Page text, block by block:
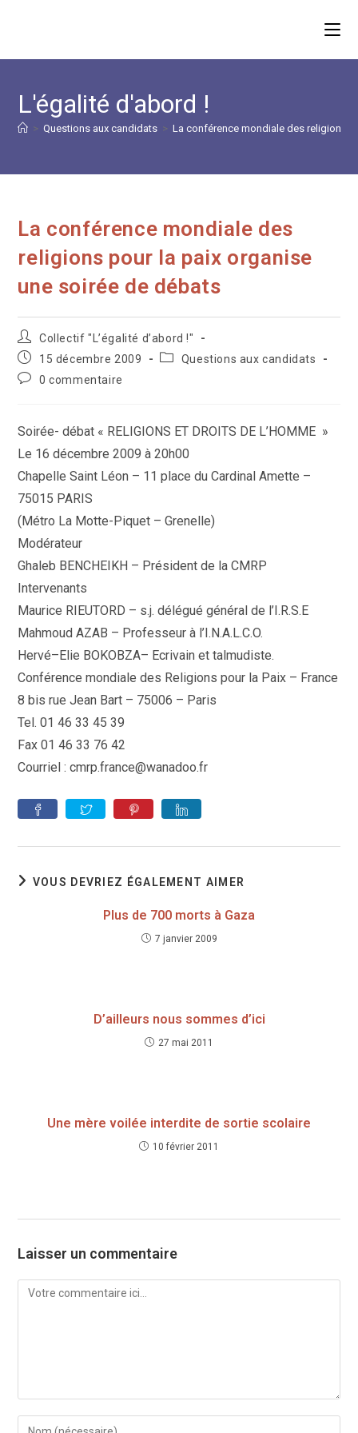
L'égalité d'abord !
> Questions aux candidats > La conférence mondiale des religions
La conférence mondiale des
religions pour la paix organise
une soirée de débats
Auteur/autrice
de
la
publication :
Collectif "L’égalité d’abord !"
Publication
publiée :
15 décembre 2009
PostQuestions aux candidats
Commentaires
0 commentaire
Soirée- débat « RELIGIONS ET DROITS DE L’HOMME »
Le 16 décembre 2009 à 20h00
Chapelle Saint Léon – 11 place du Cardinal Amette –
75015 PARIS
(Métro La Motte-Piquet – Grenelle)
Modérateur
Ghaleb BENCHEIKH – Président de la CMRP
Intervenants
Maurice RIEUTORD – s.j. délégué général de l’I.R.S.E
Mahmoud AZAB – Professeur à l’I.N.A.L.C.O.
Hervé–Elie BOKOBZA– Ecrivain et talmudiste.
Conférence mondiale des Religions pour la Paix – France
8 bis rue Jean Bart – 75006 – Paris
Tel. 01 46 33 45 39
Fax 01 46 33 76 42
Courriel : cmrp.france@wanadoo.fr
VOUS DEVRIEZ ÉGALEMENT AIMER
Plus de 700 morts à Gaza
7 janvier 2009
D’ailleurs nous sommes d’ici
27 mai 2011
Une mère voilée interdite de sortie scolaire
10 février 2011
Laisser un commentaire
Comment
Enter